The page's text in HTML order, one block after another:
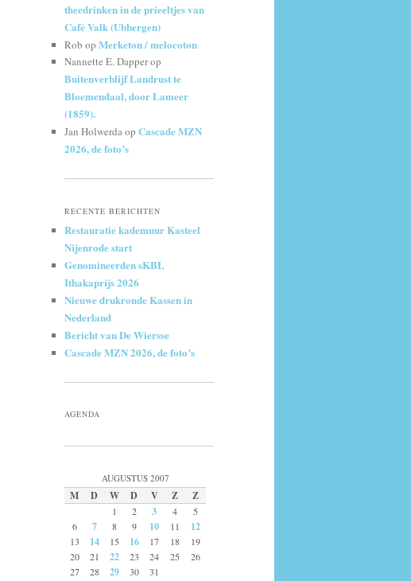
theedrinken in de prieeltjes van
Café Valk (Ubbergen)
Rob op Merketon / melocoton
Nannette E. Dapperop
Buitenverblijf Landrust te
Bloemendaal, door Lameer
(1859).
Jan Holwerdaop Cascade MZN
2026, de foto’s
RECENTE BERICHTEN
Restauratie kademuur Kasteel
Nijenrode start
Genomineerden sKBL
Ithakaprijs 2026
Nieuwe drukronde Kassen in
Nederland
Bericht van De Wiersse
Cascade MZN 2026, de foto’s
AGENDA
AUGUSTUS 2007
M D W D V Z Z
1 2 3 4
5
6
7 8 9 10 11 12
13 14 15 16 17 18
19
20
21 22 23 24 25
26
27
28 29 30 31